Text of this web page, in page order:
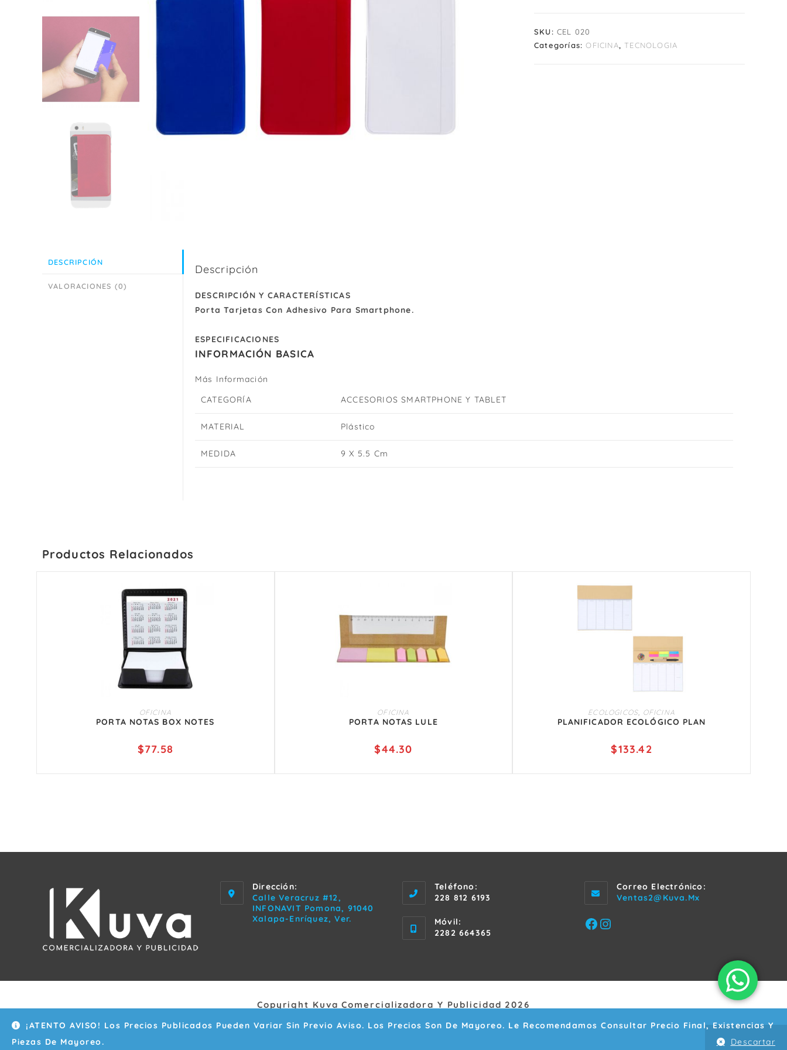
SKU: CEL 020
Categorías:OFICINA,TECNOLOGIA
DESCRIPCIÓN
VALORACIONES (0)
Descripción
DESCRIPCIÓN Y CARACTERÍSTICAS
Porta Tarjetas Con Adhesivo Para Smartphone.
ESPECIFICACIONES
INFORMACIÓN BASICA
Más Información
CATEGORÍA
ACCESORIOS SMARTPHONE Y TABLET
MATERIAL Plástico
MEDIDA 9 X 5.5 Cm
Productos Relacionados
AÑADIR AL CARRITO
OFICINA
PORTA NOTAS BOX NOTES
$77.58
AÑADIR AL CARRITO
OFICINA
PORTA NOTAS LULE
$44.30
AÑADIR AL CARRITO
ECOLOGICOS, OFICINA
PLANIFICADOR ECOLÓGICO PLAN
$133.42
Dirección:
Calle Veracruz #12,
INFONAVIT Pomona, 91040
Xalapa-Enríquez, Ver.
Teléfono:
228 812 6193
Móvil:
2282 664365
Correo Electrónico:
Ventas2@kuva.mx
Facebook
Instagram
Copyright Kuva Comercializadora Y Publicidad 2026
¡ATENTO AVISO! Los Precios Publicados Pueden Variar Sin Previo Aviso. Los Precios Son De Mayoreo. Le Recomendamos Consultar Precio Final, Existencias Y
Piezas De Mayoreo.
Descartar